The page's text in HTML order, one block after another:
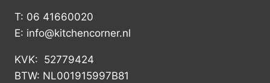
T: 06 41660020
E: info@kitchencorner.nl
KVK: 52779424
BTW: NL001915997B81